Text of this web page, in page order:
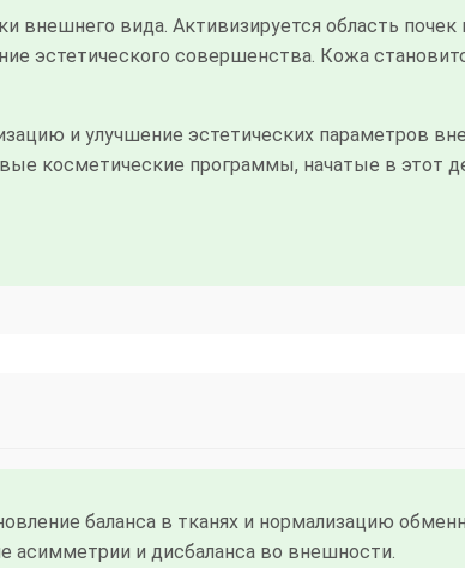
внешнего вида. Активизируется область почек
эстетического совершенства. Кожа
и улучшение эстетических параметров
косметические программы, начатые в этот
баланса в тканях и нормализацию
асимметрии и дисбаланса во внешности.